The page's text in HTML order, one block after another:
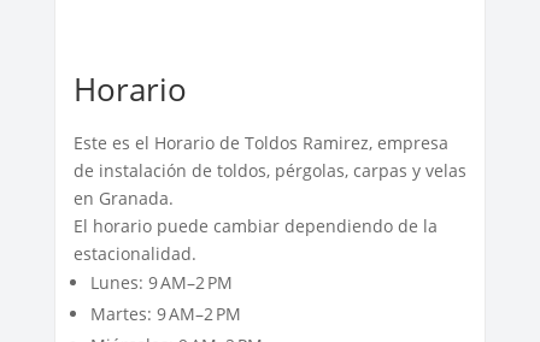
Horario
Este es el Horario de Toldos Ramirez, empresa
de instalación de toldos, pérgolas, carpas y velas
en Granada.
El horario puede cambiar dependiendo de la
estacionalidad.
Lunes: 9 AM–2 PM
Martes: 9 AM–2 PM